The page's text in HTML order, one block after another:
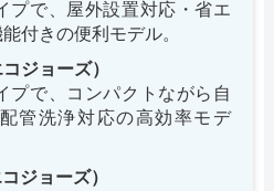
プで、屋外設置対応・省エ
付きの便利モデル。
ジョーズ）
プで、コンパクトながら自
管洗浄対応の高効率モデ
ジョーズ）